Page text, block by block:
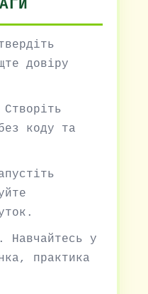
довіру
коду та
Навчайтесь у
практика